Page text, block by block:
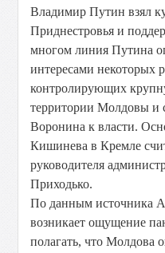
Владимир Путин взял
Приднестровья и
многом линия Путина
интересами некоторых
контролирующих
территории Молдовы и
Воронина к власти.
Кишинева в Кремле
руководителя
Приходько.
По данным источника
возникает ощущение
полагать, что Молдова